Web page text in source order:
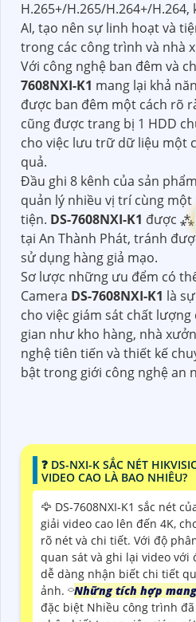
H.265+/H.265/H.264+/
AI, tạo nên sự linh hoạt và
trong các công trình và nhà
Với công nghệ ban đêm và
7608NXI-K1 mang lại khả
được ban đêm một cách rõ
cũng được trang bị 1 HDD
cho việc lưu trữ dữ liệu một
quả.
Đầu ghi 8 kênh của sản
quản lý nhiều vị trí cùng
tiện. DS-7608NXI-K1 được ⁂
tại An Thành Phát, tránh
sử dụng hàng giả mạo.
Sơ lược những ưu đểm có
Camera DS-7608NXI-K1 là
cho việc giám sát chất
gian như kho hàng, nhà
nghệ tiên tiến và thiết kế
bật trong giới công nghệ an
️❓ DS-NXI-K SẮC NÉT
VIDEO CAO LÀ BAO NHIÊU?
🦅 DS-7608NXI-K1 sắc nét
giải video cao lên đến 4K,
rõ nét và chi tiết. Với độ
quan sát và ghi lại video với
dễ dàng nhận biết chi tiết
ảnh. ⌔Những tích hợp
đặc biệt Nhiều công trình